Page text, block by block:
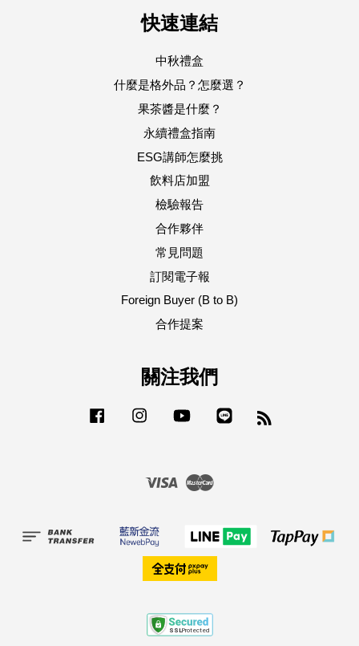
快速連結
中秋禮盒
什麼是格外品？怎麼選？
果茶醬是什麼？
永續禮盒指南
ESG講師怎麼挑
飲料店加盟
檢驗報告
合作夥伴
常見問題
訂閱電子報
Foreign Buyer (B to B)
合作提案
關注我們
Facebook Instagram YouTube
Visa